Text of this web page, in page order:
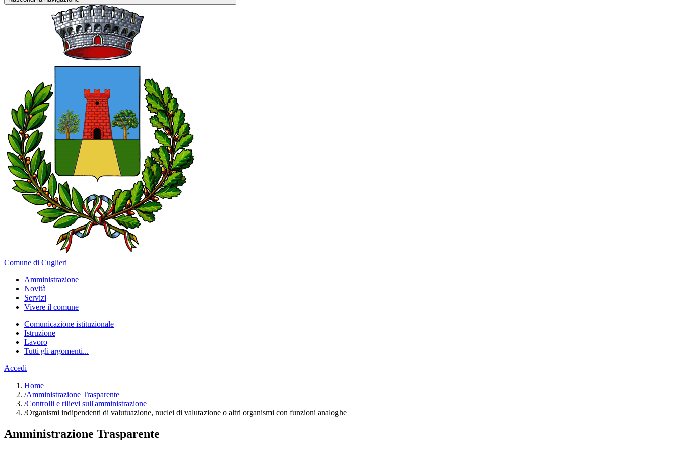
Comune di Cuglieri
Amministrazione
Novità
Servizi
Vivere il comune
Comunicazione istituzionale
Istruzione
Lavoro
Tutti gli argomenti...
Accedi
Home
/Amministrazione Trasparente
/Controlli e rilievi sull'amministrazione
/Organismi indipendenti di valutuazione, nuclei di valutazione o altri organismi con funzioni analoghe
Amministrazione Trasparente